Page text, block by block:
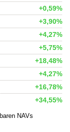
+0,59%
+3,90%
+4,27%
+5,75%
+18,48%
+4,27%
+16,78%
+34,55%
NAVs